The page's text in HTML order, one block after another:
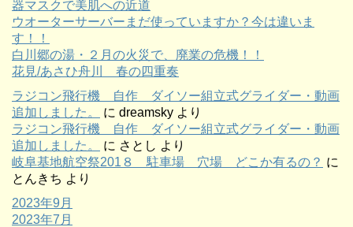
器マスクで美肌への近道
ウオーターサーバーまだ使っていますか？今は違いま
す！！
白川郷の湯・２月の火災で、廃業の危機！！
花見/あさひ舟川 春の四重奏
ラジコン飛行機 自作 ダイソー組立式グライダー・動画
追加しました。
に dreamsky より
ラジコン飛行機 自作 ダイソー組立式グライダー・動画
追加しました。
に さとし より
岐阜基地航空祭201８ 駐車場 穴場 どこか有るの？ に
とんきち より
2023年9月
2023年7月